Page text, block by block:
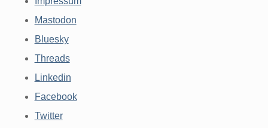
Mastodon
Bluesky
Threads
Linkedin
Facebook
Twitter